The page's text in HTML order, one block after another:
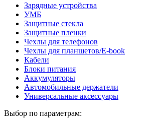
Зарядные устройства
УМБ
Защитные стекла
Защитные пленки
Чехлы для телефонов
Чехлы для планшетов/E-book
Кабели
Блоки питания
Аккумуляторы
Автомобильные держатели
Универсальные аксессуары
Выбор по параметрам: